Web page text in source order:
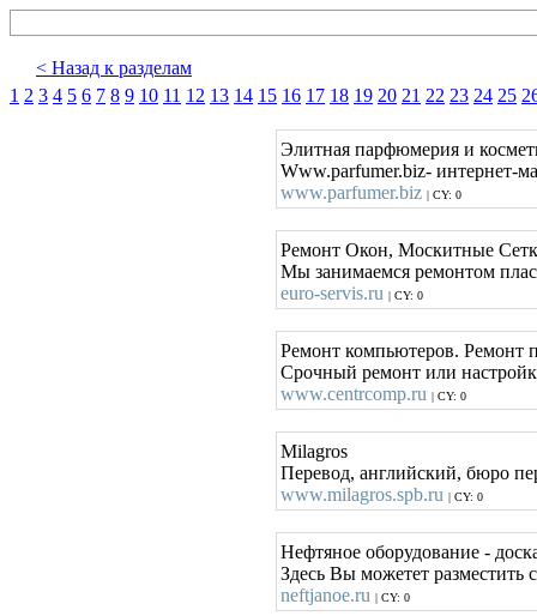
< Назад к разделам
1 2 3 4 5 6 7 8 9 10 11 12 13 14 15 16 17 18 19 20 21 22 23 24 25
Элитная парфюмерия и
Www.parfumer.biz- интернет-
www.parfumer.biz | CY: 0
Ремонт Окон, Москитные
Мы занимаемся ремонтом
euro-servis.ru | CY: 0
Ремонт компьютеров. Ремонт
Срочный ремонт или
www.centrcomp.ru | CY: 0
Milagros
Перевод, английский, бюро
www.milagros.spb.ru | CY: 0
Нефтяное оборудование -
Здесь Вы можетет разместить
neftjanoe.ru | CY: 0